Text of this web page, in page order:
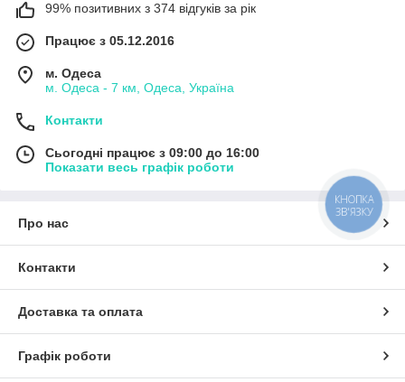
99% позитивних з 374 відгуків за рік
Працює з 05.12.2016
м. Одеса
м. Одеса - 7 км, Одеса, Україна
Контакти
Сьогодні працює з 09:00 до 16:00
Показати весь графік роботи
Про нас
Контакти
Доставка та оплата
Графік роботи
КНОПКА
ЗВ'ЯЗКУ